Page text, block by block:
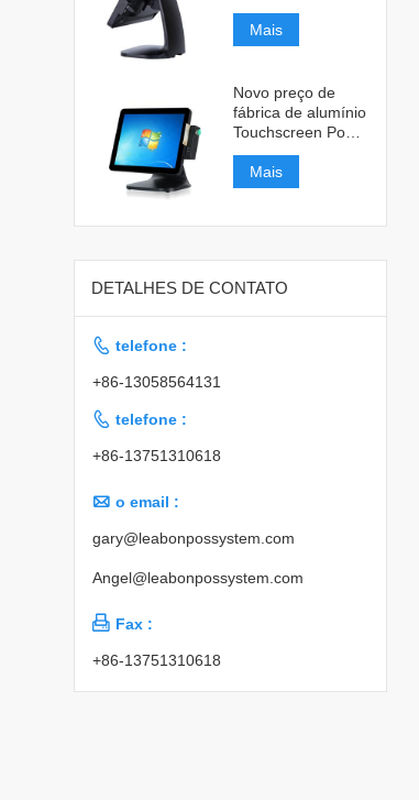
Mais
Novo preço de
fábrica de alumínio
Touchscreen Pos
System
Mais
DETALHES DE CONTATO
 telefone :
+86-13058564131
 telefone :
+86-13751310618
 o email :
gary@leabonpossystem.com
Angel@leabonpossystem.com
 Fax :
+86-13751310618